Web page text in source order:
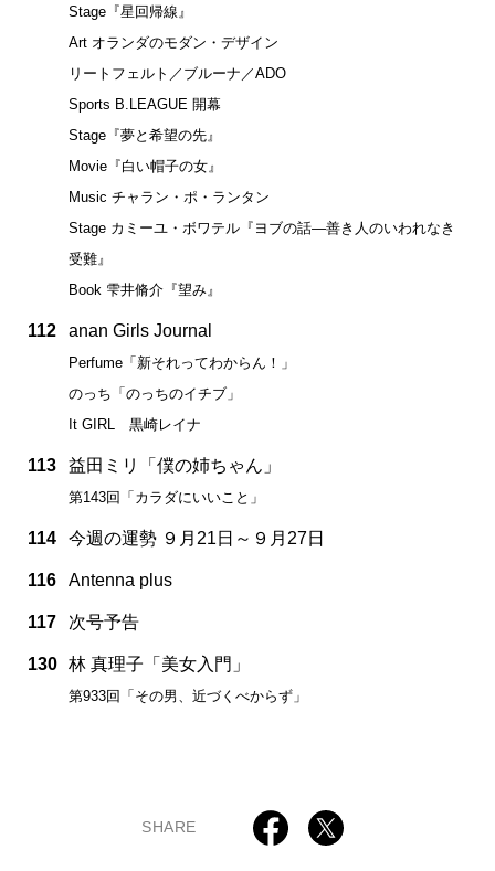
Stage『星回帰線』
Art オランダのモダン・デザイン
リートフェルト／ブルーナ／ADO
Sports B.LEAGUE 開幕
Stage『夢と希望の先』
Movie『白い帽子の女』
Music チャラン・ポ・ランタン
Stage カミーユ・ボワテル『ヨブの話―善き人のいわれなき
受難』
Book 雫井脩介『望み』
112 anan Girls Journal
Perfume「新それってわからん！」
のっち「のっちのイチブ」
It GIRL 黒崎レイナ
113 益田ミリ「僕の姉ちゃん」
第143回「カラダにいいこと」
114 今週の運勢 ９月21日～９月27日
116 Antenna plus
117 次号予告
130 林 真理子「美女入門」
第933回「その男、近づくべからず」
SHARE